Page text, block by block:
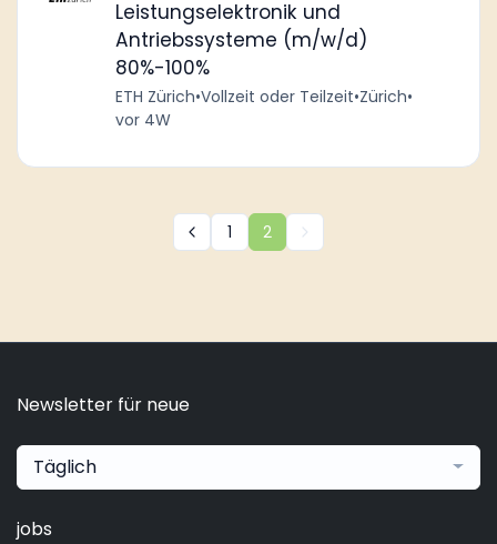
Leistungselektronik und
Antriebssysteme (m/w/d)
80%-100%
ETH Zürich•Vollzeit oder Teilzeit•Zürich•
vor 4W
1 2
Newsletter für neue
Täglich
jobs